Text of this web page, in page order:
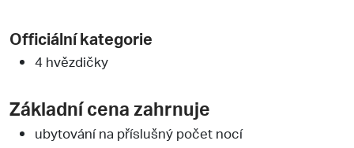
Officiální kategorie
4 hvězdičky
Základní cena zahrnuje
ubytování na příslušný počet nocí